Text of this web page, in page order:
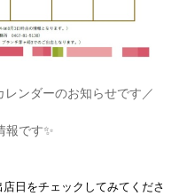
ンダーのお知らせです／
報です✨
日をチェックしてみてくださ